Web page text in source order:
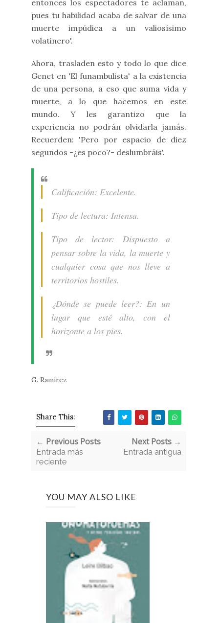
entonces los espectadores te aclaman,
pues tu habilidad acaba de salvar de una
muerte impúdica a un valiosísimo
volatinero'.
Ahora, trasladen esto y todo lo que dice
Genet en 'El funambulista' a la existencia
de una persona, a eso que suma vida y
muerte, a lo que hacemos en este
mundo. Y les garantizo que la
experiencia no podrán olvidarla jamás.
Recuerden: 'Pero por espacio de diez
segundos -¿es poco?- deslumbráis'.
Calificación: Excelente.
Tipo de lectura: Intensa.
Tipo de lector: Dispuesto a
pensar sobre la vida, la muerte y
cualquier cosa que nos lleve a
territorios hostiles.
¿Dónde se puede leer?: En un
lugar que esté alto, con el
horizonte a los pies.
G. Ramírez
Share This:
← Previous Posts
Entrada más
reciente
Next Posts →
Entrada antigua
YOU MAY ALSO LIKE